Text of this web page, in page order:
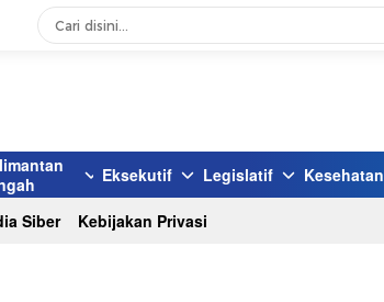
Eksekutif Legislatif Kesehatan
Siber Kebijakan Privasi